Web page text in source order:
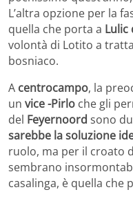
L’altra opzione per la
quella che porta a Lulic
volontà di Lotito a
bosniaco.
A centrocampo, la
un vice -Pirlo che gli
del Feyernoord sono
sarebbe la soluzione
ruolo, ma per il croato
sembrano
casalinga, è quella che